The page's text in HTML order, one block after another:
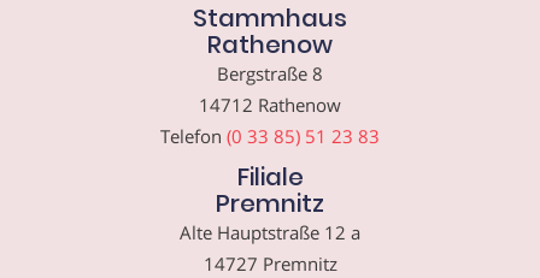
Stammhaus
Rathenow
Bergstraße 8
14712 Rathenow
Telefon (0 33 85) 51 23 83
Filiale
Premnitz
Alte Hauptstraße 12 a
14727 Premnitz